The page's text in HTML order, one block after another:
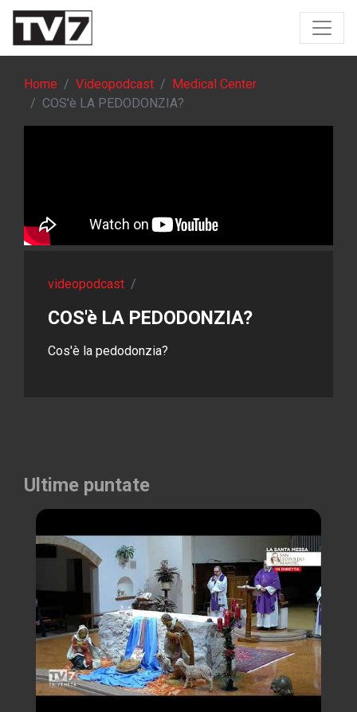
Home Videopodcast
Medical Center
COS'è LA PEDODONZIA?
videopodcast /
COS'è LA PEDODONZIA?
Cos'è la pedodonzia?
Ultime puntate